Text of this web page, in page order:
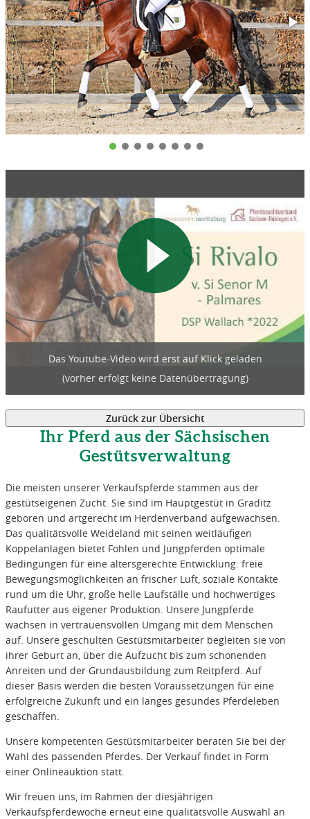
Das Youtube-Video wird erst auf Klick geladen
(vorher erfolgt keine Datenübertragung)
Ihr Pferd aus der Sächsischen
Gestütsverwaltung
Die meisten unserer Verkaufspferde stammen aus der
gestütseigenen Zucht. Sie sind im Hauptgestüt in Graditz
geboren und artgerecht im Herdenverband aufgewachsen.
Das qualitätsvolle Weideland mit seinen weitläufigen
Koppelanlagen bietet Fohlen und Jungpferden optimale
Bedingungen für eine altersgerechte Entwicklung: freie
Bewegungsmöglichkeiten an frischer Luft, soziale Kontakte
rund um die Uhr, große helle Laufställe und hochwertiges
Raufutter aus eigener Produktion. Unsere Jungpferde
wachsen in vertrauensvollen Umgang mit dem Menschen
auf. Unsere geschulten Gestütsmitarbeiter begleiten sie von
ihrer Geburt an, über die Aufzucht bis zum schonenden
Anreiten und der Grundausbildung zum Reitpferd. Auf
dieser Basis werden die besten Voraussetzungen für eine
erfolgreiche Zukunft und ein langes gesundes Pferdeleben
geschaffen.
Unsere kompetenten Gestütsmitarbeiter beraten Sie bei der
Wahl des passenden Pferdes. Der Verkauf findet in Form
einer Onlineauktion statt.
Wir freuen uns, im Rahmen der diesjährigen
Verkaufspferdewoche erneut eine qualitätsvolle Auswahl an